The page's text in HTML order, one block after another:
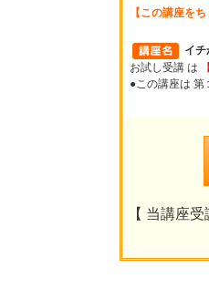
【この講座を
イ
お試し受講 は
●この講座は 第
【 当講座